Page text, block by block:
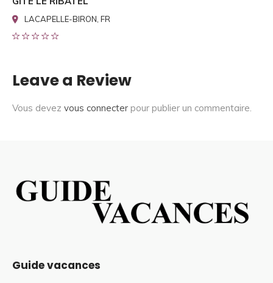
LACAPELLE-BIRON, FR
Leave a Review
Vous devez vous connecter pour publier un commentaire.
Guide vacances